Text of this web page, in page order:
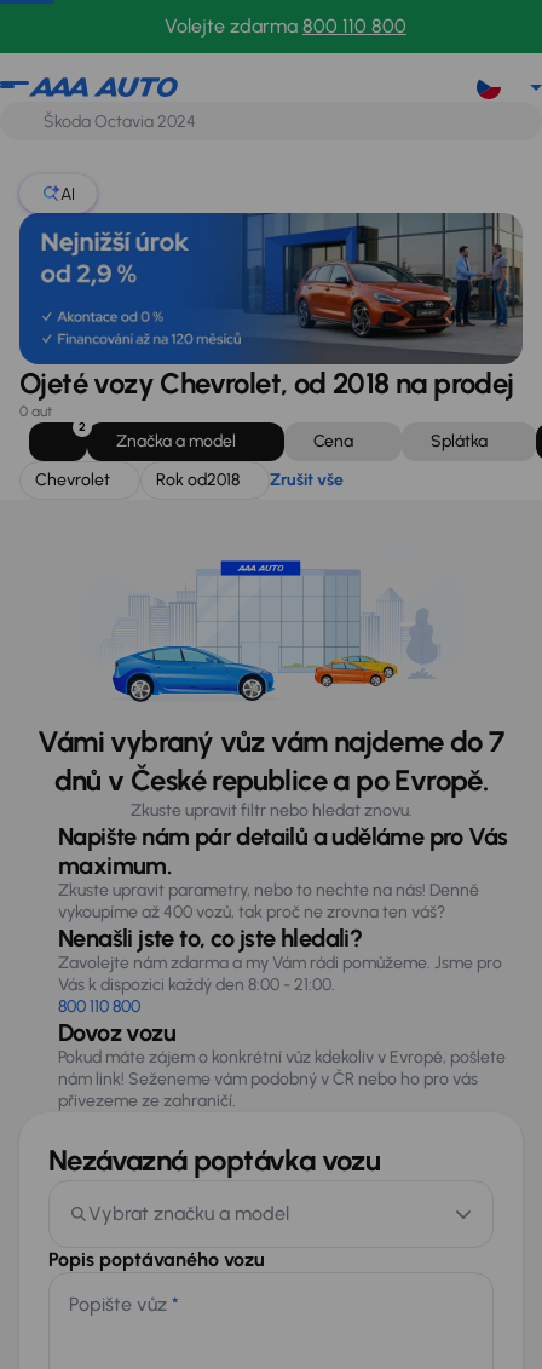
Volejte zdarma 800 110 800
Chevrolet
AI
Ojeté vozy Chevrolet, od 2018 na prodej
0 aut
2
Značka a model Cena
Splátka
Chevrolet
Rok od2018 Zrušit vše
Vámi vybraný vůz vám najdeme do 7
dnů v České republice a po Evropě.
Zkuste upravit filtr nebo hledat znovu.
Napište nám pár detailů a uděláme pro Vás
maximum.
Zkuste upravit parametry, nebo to nechte na nás! Denně
vykoupíme až 400 vozů, tak proč ne zrovna ten váš?
Nenašli jste to, co jste hledali?
Zavolejte nám zdarma a my Vám rádi pomůžeme. Jsme pro
Vás k dispozici každý den 8:00 - 21:00.
800 110 800
Dovoz vozu
Pokud máte zájem o konkrétní vůz kdekoliv v Evropě, pošlete
nám link! Seženeme vám podobný v ČR nebo ho pro vás
přivezeme ze zahraničí.
Nezávazná poptávka vozu
Vybrat značku a model
Popis poptávaného vozu
Popište vůz *